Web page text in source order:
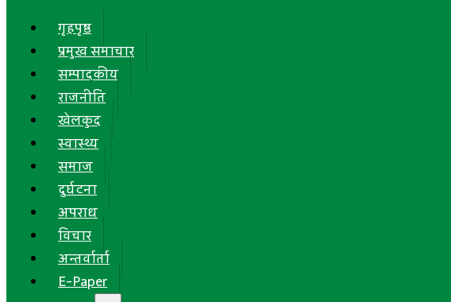
गृहपृष्ठ
प्रमुख समाचार
सम्पादकीय
राजनीति
खेलकुद
स्वास्थ्य
समाज
दुर्घटना
अपराध
विचार
अन्तर्वार्ता
E-Paper